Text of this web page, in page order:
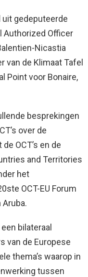
uit gedeputeerde
Authorized Officer
Nicastia
van de Klimaat Tafel
Point voor Bonaire,
besprekingen
over de
OCT’s en de
and Territories
het
OCT-EU Forum
bilateraal
van de Europese
thema’s waarop in
tussen